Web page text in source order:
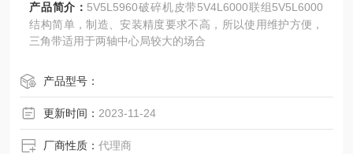
产品简介： 5V5L5960破碎机皮带5V4L6000联组5V5L6000
结构简单，制造、安装精度要求不高，所以使用维护方便，
三角带适用于两轴中心局较大的场合
产品型号：
更新时间： 2023-11-24
厂商性质：代理商